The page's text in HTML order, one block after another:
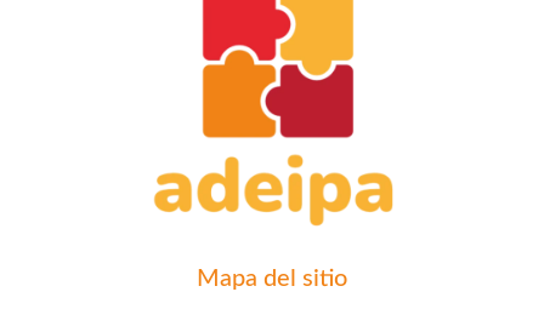
Mapa del sitio